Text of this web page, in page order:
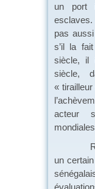
un port
pas
s’il la
siècle, il
siècle,
« tirailleur
acteur
un